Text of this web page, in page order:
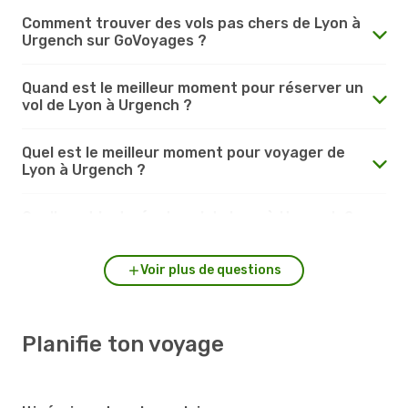
Comment trouver des vols pas chers de Lyon à
Urgench sur GoVoyages ?
Quand est le meilleur moment pour réserver un
vol de Lyon à Urgench ?
Quel est le meilleur moment pour voyager de
Lyon à Urgench ?
Voir plus de questions
Planifie ton voyage